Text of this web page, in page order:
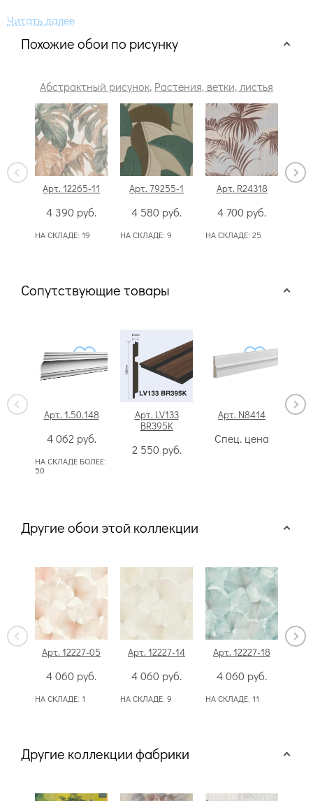
Похожие обои по рисунку
Абстрактный рисунок, Растения, ветки, листья
Арт. 12265-11
4 390 руб.
НА СКЛАДЕ: 19
Арт. 79255-1
4 580 руб.
НА СКЛАДЕ: 9
Арт. R24318
4 700 руб.
НА СКЛАДЕ: 25
Сопутствующие товары
Арт. 1.50.148
4 062 руб.
НА СКЛАДЕ БОЛЕЕ:
50
Арт. LV133
BR395K
2 550 руб.
Арт. N8414
Спец. цена
Другие обои этой коллекции
Арт. 12227-05
4 060 руб.
НА СКЛАДЕ: 1
Арт. 12227-14
4 060 руб.
НА СКЛАДЕ: 9
Арт. 12227-18
4 060 руб.
НА СКЛАДЕ: 11
Другие коллекции фабрики